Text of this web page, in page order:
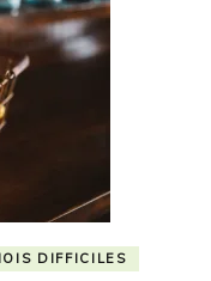
DIFFICILES